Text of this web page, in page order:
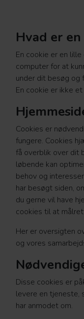
Hvad er en
En cookie er en
computer for at
under dit besøg og
En cookie er ikke
Cookies er
fungere. Cookies
få overblik over dit
løbende kan
behov og
har besøgt siden,
du gerne vil have
cookies til at
Her er oversigten
og vores
Disse cookies er
levere en tjeneste,
har anmodet om.